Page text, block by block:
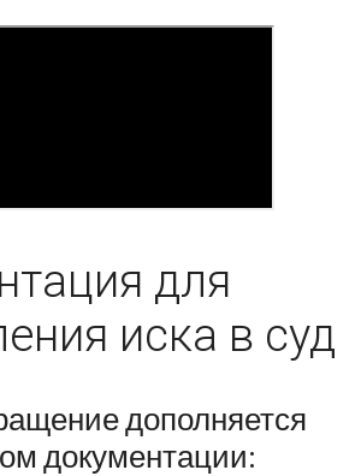
для
иска в суд
дополняется
документации: